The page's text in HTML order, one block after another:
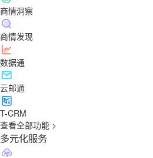
商情洞察
商情发现
数据通
云邮通
T-CRM
查看全部功能 >
多元化服务